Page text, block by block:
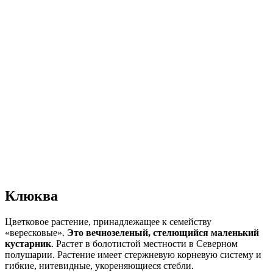
Клюква
Цветковое растение, принадлежащее к семейству
«вересковые». Это вечнозеленый, стелющийся маленький
кустарник. Растет в болотистой местности в Северном
полушарии. Растение имеет стержневую корневую систему и
гибкие, нитевидные, укореняющиеся стебли.